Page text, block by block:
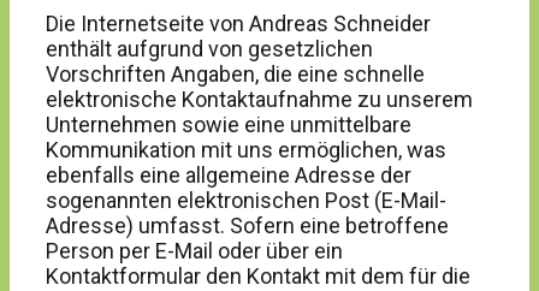
Die Internetseite von Andreas Schneider
enthält aufgrund von gesetzlichen
Vorschriften Angaben, die eine schnelle
elektronische Kontaktaufnahme zu unserem
Unternehmen sowie eine unmittelbare
Kommunikation mit uns ermöglichen, was
ebenfalls eine allgemeine Adresse der
sogenannten elektronischen Post (E-Mail-
Adresse) umfasst. Sofern eine betroffene
Person per E-Mail oder über ein
Kontaktformular den Kontakt mit dem für die